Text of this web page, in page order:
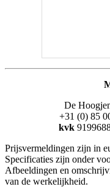
De
+31 (0) 85
kvk
Prijsvermeldingen zijn in
Specificaties zijn onder
Afbeeldingen en
van de werkelijkheid.